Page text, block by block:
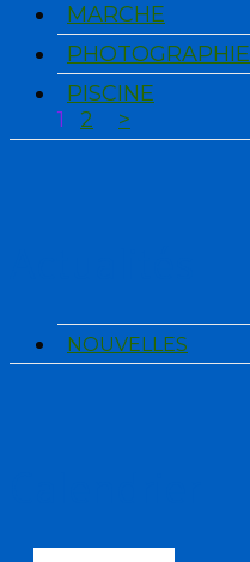
MARCHE
PHOTOGRAPHIE
PISCINE
1
2 >
NOUVELLES